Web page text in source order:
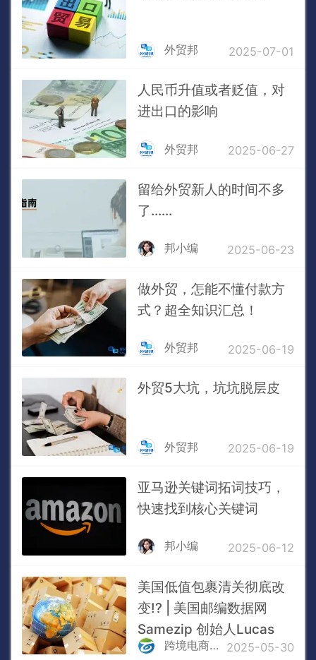
外贸邦 2025-07-01
人民币升值或者贬值，对
进出口的影响
外贸邦 2025-06-27
留给外贸新人的时间不多
了......
邦小编 2025-06-23
做外贸，怎能不懂付款方
式？超全知识汇总！
外贸邦 2025-06-19
外贸5大坑，坑坑脱层皮
外贸邦 2025-06-19
亚马逊关键词拓词技巧，
快速找到核心关键词
邦小编 2025-06-12
美国低值包裹清关彻底改
变!? | 美国邮编数据网
Samezip 创始人Lucas
跨境电商物流百晓生 2025-05-30